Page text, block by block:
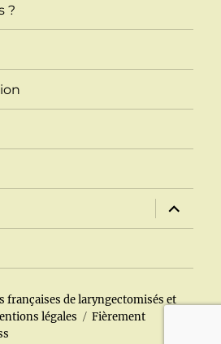
?
ouvrir
le
sous-
françaises de laryngectomisés et
légales
Fièrement